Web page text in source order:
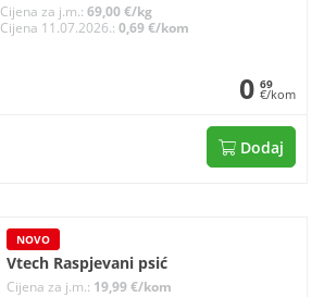
Cijena za j.m.:69,00 €/kg
Cijena 11.07.2026.:0,69 €/kom
0 69
€/kom
Dodaj
NOVO
Vtech Raspjevani psić
Cijena za j.m.: 19,99 €/kom